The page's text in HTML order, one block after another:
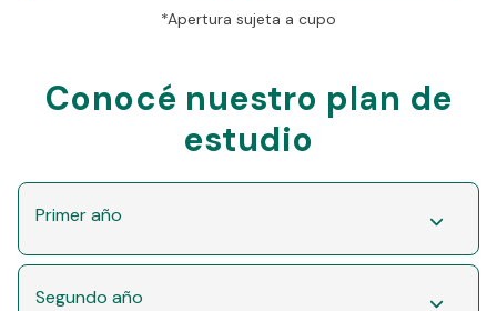
*Apertura sujeta a cupo
Conocé nuestro plan de
estudio
Primer año
Segundo año